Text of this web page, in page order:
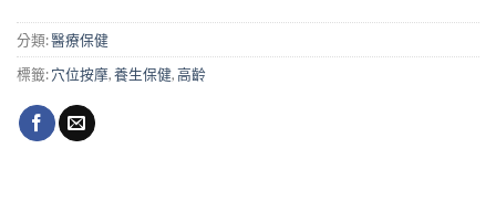
分類:醫療保健
標籤:穴位按摩,養生保健,高齡